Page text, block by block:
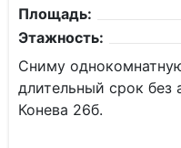
Площадь:
Этажность:
Сниму
длительный срок без
Конева 26б.